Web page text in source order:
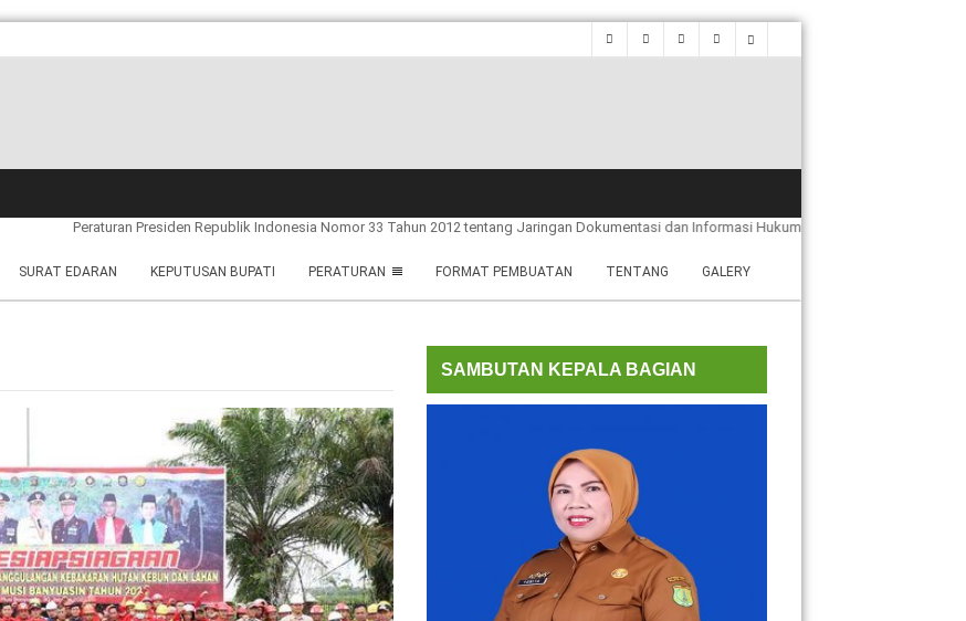
Peraturan Presiden Republik Indonesia Nomor 33 Tahun 2012 tentang Jaringan Dokumentasi dan Informasi Hukum Nasional
SURAT EDARAN KEPUTUSAN BUPATI PERATURAN FORMAT PEMBUATAN TENTANG GALERY
SAMBUTAN KEPALA BAGIAN